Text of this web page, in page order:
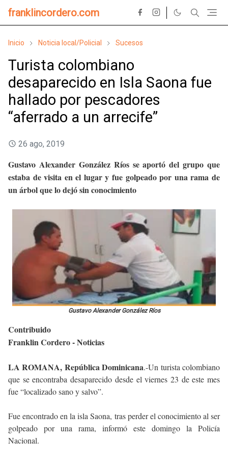
franklincordero.com
Inicio Noticia local/Policial Sucesos
Turista colombiano
desaparecido en Isla Saona fue
hallado por pescadores
“aferrado a un arrecife”
26 ago, 2019
Gustavo Alexander González Ríos se aportó del grupo que
estaba de visita en el lugar y fue golpeado por una rama de
un árbol que lo dejó sin conocimiento
Gustavo Alexander González Ríos
Contribuido
Franklin Cordero - Noticias
LA ROMANA, República Dominicana.-Un turista colombiano
que se encontraba desaparecido desde el viernes 23 de este mes
fue “localizado sano y salvo”.
Fue encontrado en la isla Saona, tras perder el conocimiento al ser
golpeado por una rama, informó este domingo la Policía
Nacional.